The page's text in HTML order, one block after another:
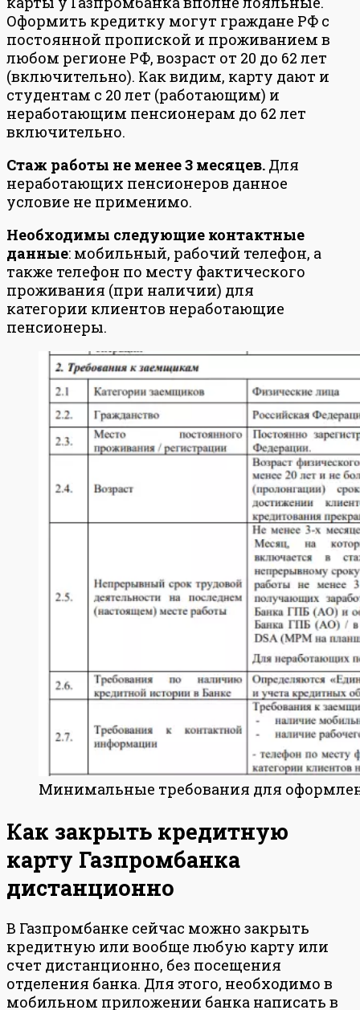
Оформить кредитку могут граждане РФ с
постоянной пропиской и проживанием в
любом регионе РФ, возраст от 20 до 62 лет
(включительно). Как видим, карту дают и
студентам с 20 лет (работающим) и
неработающим пенсионерам до 62 лет
включительно.
Стаж работы не менее 3 месяцев. Для
неработающих пенсионеров данное
условие не применимо.
Необходимы следующие контактные
данные: мобильный, рабочий телефон, а
также телефон по месту фактического
проживания (при наличии) для
категории клиентов неработающие
пенсионеры.
Минимальные требования для
Как закрыть кредитную
карту Газпромбанка
дистанционно
В Газпромбанке сейчас можно закрыть
кредитную или вообще любую карту или
счет дистанционно, без посещения
отделения банка. Для этого, необходимо в
мобильном приложении банка написать в